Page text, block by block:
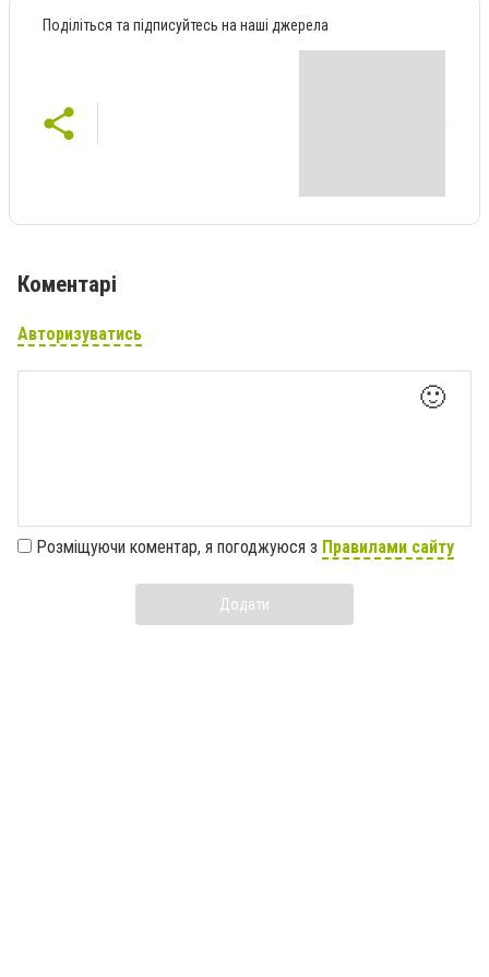
Поділіться та підписуйтесь на наші джерела
Коментарі
Авторизуватись
🙂
Розміщуючи коментар, я погоджуюся з Правилами сайту
Додати